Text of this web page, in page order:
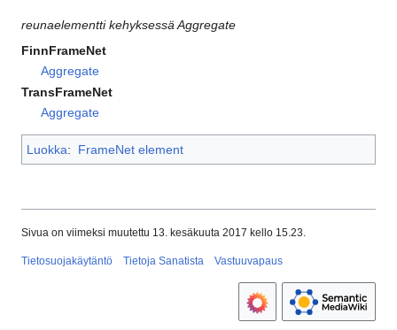
reunaelementti kehyksessä Aggregate
FinnFrameNet
Aggregate
TransFrameNet
Aggregate
Luokka: FrameNet element
Sivua on viimeksi muutettu 13. kesäkuuta 2017 kello 15.23.
Tietosuojakäytäntö Tietoja Sanatista Vastuuvapaus